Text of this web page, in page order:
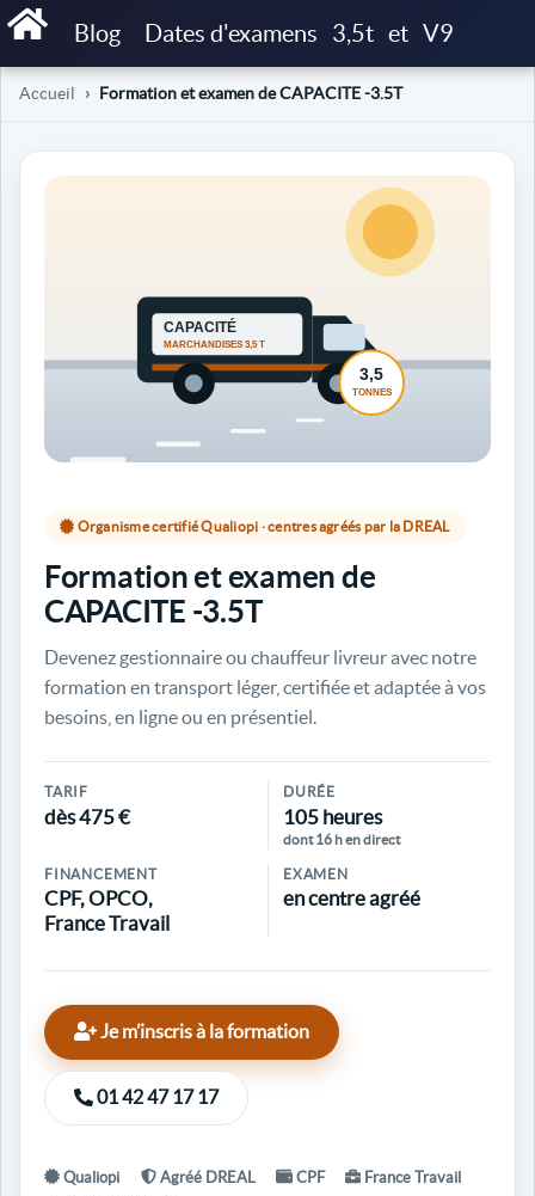
Blog Dates d'examens 3,5t et V9
Accueil Formation et examen de CAPACITE -3.5T
Organisme certifié Qualiopi · centres agréés par la DREAL
Formation et examen de
CAPACITE -3.5T
Devenez gestionnaire ou chauffeur livreur avec notre
formation en transport léger, certifiée et adaptée à vos
besoins, en ligne ou en présentiel.
TARIF
dès 475 €
DURÉE
105 heures
dont 16 h en direct
FINANCEMENT
CPF, OPCO,
France Travail
EXAMEN
en centre agréé
Je m’inscris à la formation
01 42 47 17 17
Qualiopi Agréé DREAL CPF
France Travail